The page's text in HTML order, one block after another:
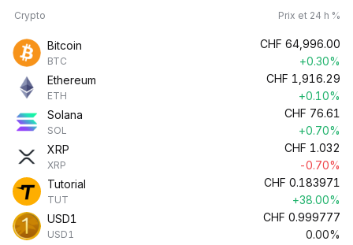
Crypto Prix et 24 h %
Bitcoin
BTC
CHF 64,996.00
+0.30%
Ethereum
ETH
CHF 1,916.29
+0.10%
Solana
SOL
CHF 76.61
+0.70%
XRP
XRP
CHF 1.032
-0.70%
Tutorial
TUT
CHF 0.183971
+38.00%
USD1
USD1
CHF 0.999777
0.00%